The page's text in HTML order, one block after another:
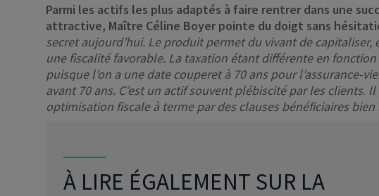
Parmi les actifs les plus adaptés à faire rentrer dans une
attractive, Maître Céline Boyer pointe du doigt sans
secret aujourd’hui. Le produit permet du vivant de capitaliser,
une fiscalité favorable. La taxation étant différente en fonction
puisque l’on a une date couperet à 70 ans pour l’assurance-
avant 70 ans. C’est un actif souvent plébiscité par les clients. Il
optimisation fiscale à terme par des clauses bénéficiaires bien
À LIRE ÉGALEMENT SUR LA